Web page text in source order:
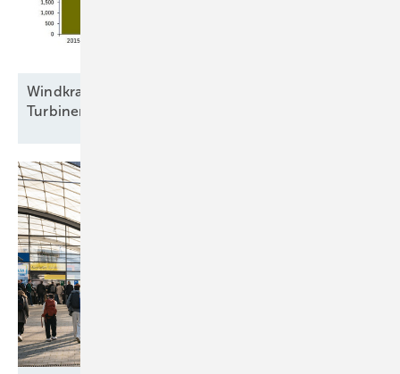
Windkraftbranche errichtete 2025 bundesweit
Turbinen mit 5,23